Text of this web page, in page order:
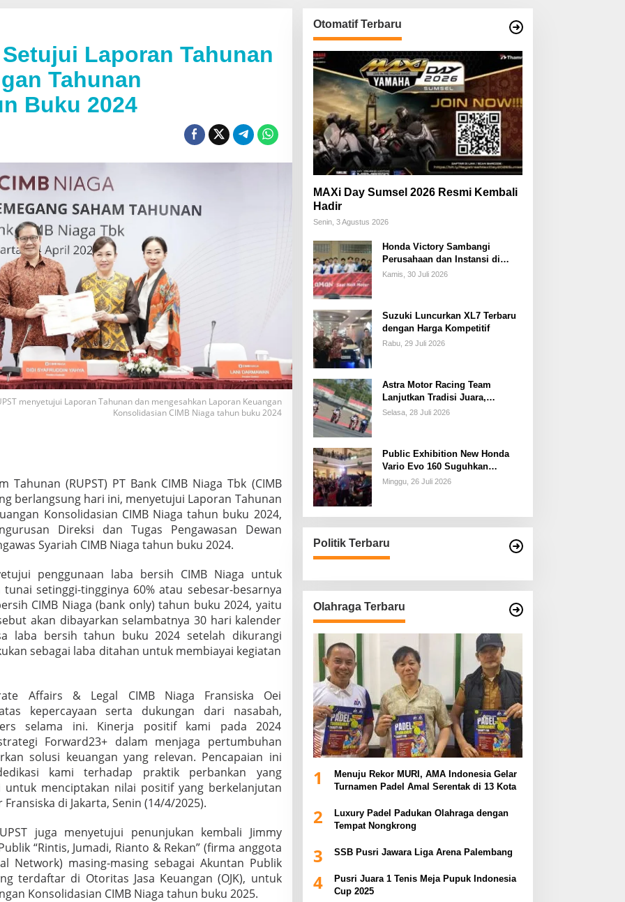
Laporan Tahunan
Tahunan
Buku 2024
menyetujui Laporan Tahunan dan mengesahkan Laporan Keuangan
Konsolidasian CIMB Niaga tahun buku 2024
Tahunan (RUPST) PT Bank CIMB Niaga Tbk (CIMB
berlangsung hari ini, menyetujui Laporan Tahunan
Konsolidasian CIMB Niaga tahun buku 2024,
Direksi dan Tugas Pengawasan Dewan
Syariah CIMB Niaga tahun buku 2024.
penggunaan laba bersih CIMB Niaga untuk
setinggi-tingginya 60% atau sebesar-besarnya
CIMB Niaga (bank only) tahun buku 2024, yaitu
akan dibayarkan selambatnya 30 hari kalender
laba bersih tahun buku 2024 setelah dikurangi
sebagai laba ditahan untuk membiayai kegiatan
Affairs & Legal CIMB Niaga Fransiska Oei
kepercayaan serta dukungan dari nasabah,
selama ini. Kinerja positif kami pada 2024
Forward23+ dalam menjaga pertumbuhan
solusi keuangan yang relevan. Pencapaian ini
kami terhadap praktik perbankan yang
menciptakan nilai positif yang berkelanjutan
di Jakarta, Senin (14/4/2025).
juga menyetujui penunjukan kembali Jimmy
“Rintis, Jumadi, Rianto & Rekan” (firma anggota
Network) masing-masing sebagai Akuntan Publik
terdaftar di Otoritas Jasa Keuangan (OJK), untuk
Konsolidasian CIMB Niaga tahun buku 2025.
Otomatif Terbaru
MAXi Day Sumsel 2026 Resmi Kembali
Hadir
Senin, 3 Agustus 2026
Honda Victory Sambangi
Perusahaan dan Instansi di
Sumsel
Kamis, 30 Juli 2026
Suzuki Luncurkan XL7 Terbaru
dengan Harga Kompetitif
Rabu, 29 Juli 2026
Astra Motor Racing Team
Lanjutkan Tradisi Juara,
Kumpulkan 7 Podium di
Selasa, 28 Juli 2026
Public Exhibition New Honda
Vario Evo 160 Suguhkan
Beragam Hiburan dan Inspirasi
Minggu, 26 Juli 2026
Politik Terbaru
Olahraga Terbaru
1
Menuju Rekor MURI, AMA Indonesia Gelar
Turnamen Padel Amal Serentak di 13 Kota
2
Luxury Padel Padukan Olahraga dengan
Tempat Nongkrong
3 SSB Pusri Jawara Liga Arena Palembang
4
Pusri Juara 1 Tenis Meja Pupuk Indonesia
Cup 2025